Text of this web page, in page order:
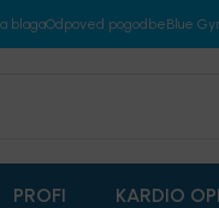
blagaOdpoved pogodbeBlue
PROFI KARDIO